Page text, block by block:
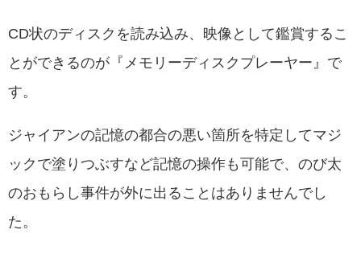
CD状のディスクを読み込み、映像として鑑賞するこ
とができるのが『メモリーディスクプレーヤー』で
す。
ジャイアンの記憶の都合の悪い箇所を特定してマジ
ックで塗りつぶすなど記憶の操作も可能で、のび太
のおもらし事件が外に出ることはありませんでし
た。